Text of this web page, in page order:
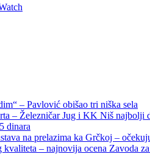
– Pavlović obišao tri niška sela
– Železničar Jug i KK Niš najbolji
dinara
na prelazima ka Grčkoj –
– najnovija ocena Zavoda